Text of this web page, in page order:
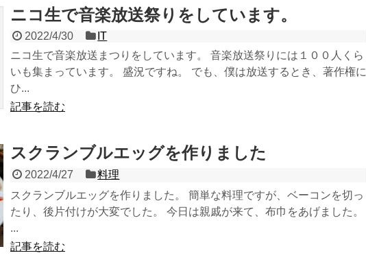
ニコ生で音楽放送祭りをしています。
2022/4/30
IT
ニコ生で音楽放送まつりをしています。 音楽放送祭りには１００人くら
いも集まっています。 盛況ですね。 でも、僕は放送するとき、著作権に
ひ...
記事を読む
スクランブルエッグを作りました
2022/4/27
料理
スクランブルエッグを作りました。 簡単な料理ですが、ベーコンを切っ
たり、後片付けが大変でした。 今日は親戚が来て、布巾をあげました。
...
記事を読む